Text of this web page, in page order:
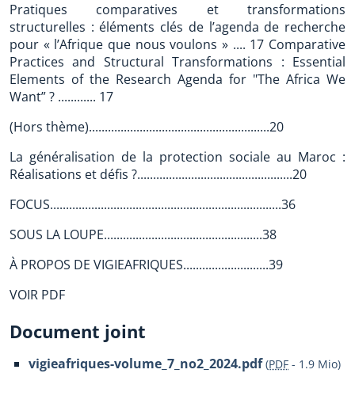
Pratiques comparatives et transformations
structurelles : éléments clés de l’agenda de recherche
pour « l’Afrique que nous voulons » .... 17 Comparative
Practices and Structural Transformations : Essential
Elements of the Research Agenda for "The Africa We
Want” ? ............ 17
(Hors thème).........................................................20
La généralisation de la protection sociale au Maroc :
Réalisations et défis ?.................................................20
FOCUS.........................................................................36
SOUS LA LOUPE..................................................38
À PROPOS DE VIGIEAFRIQUES...........................39
VOIR PDF
Document joint
vigieafriques-volume_7_no2_2024.pdf (PDF - 1.9 Mio)